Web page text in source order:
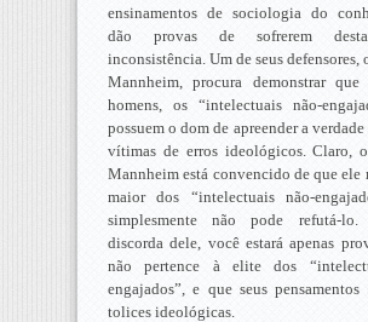
ensinamentos de sociologia do
dão provas de sofrerem
inconsistência. Um de seus defensores,
Mannheim, procura demonstrar
homens, os “intelectuais não-
possuem o dom de apreender a verdade
vítimas de erros ideológicos. Claro,
Mannheim está convencido de que ele
maior dos “intelectuais não-
simplesmente não pode refutá-
discorda dele, você estará apenas
não pertence à elite dos
engajados”, e que seus pensamentos
tolices ideológicas.